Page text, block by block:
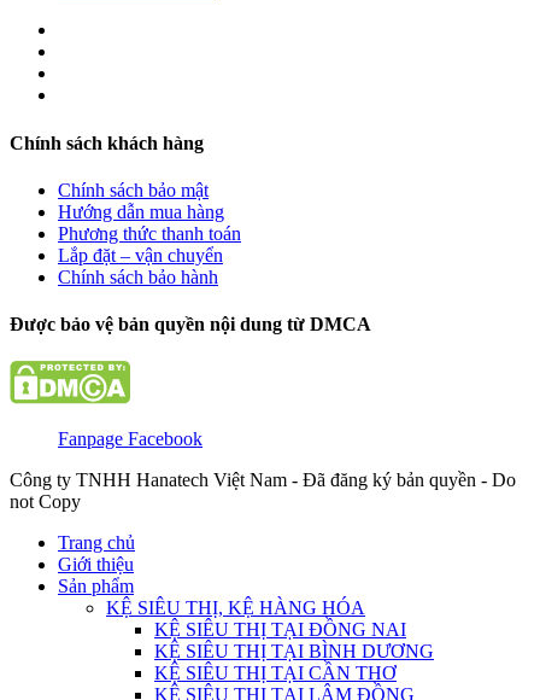
Chính sách khách hàng
Chính sách bảo mật
Hướng dẫn mua hàng
Phương thức thanh toán
Lắp đặt – vận chuyển
Chính sách bảo hành
Được bảo vệ bản quyền nội dung từ DMCA
Fanpage Facebook
Công ty TNHH Hanatech Việt Nam - Đã đăng ký bản quyền - Do
not Copy
Trang chủ
Giới thiệu
Sản phẩm
KỆ SIÊU THỊ, KỆ HÀNG HÓA
KỆ SIÊU THỊ TẠI ĐỒNG NAI
KỆ SIÊU THỊ TẠI BÌNH DƯƠNG
KỆ SIÊU THỊ TẠI CẦN THƠ
KỆ SIÊU THỊ TẠI LÂM ĐỒNG